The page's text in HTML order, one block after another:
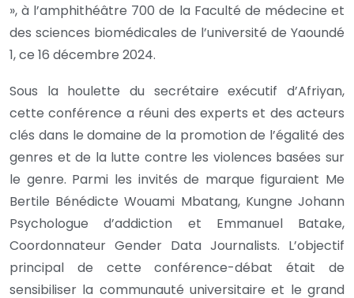
», à l’amphithéâtre 700 de la Faculté de médecine et
des sciences biomédicales de l’université de Yaoundé
1, ce 16 décembre 2024.
Sous la houlette du secrétaire exécutif d’Afriyan,
cette conférence a réuni des experts et des acteurs
clés dans le domaine de la promotion de l’égalité des
genres et de la lutte contre les violences basées sur
le genre. Parmi les invités de marque figuraient Me
Bertile Bénédicte Wouami Mbatang, Kungne Johann
Psychologue d’addiction et Emmanuel Batake,
Coordonnateur Gender Data Journalists. L’objectif
principal de cette conférence-débat était de
sensibiliser la communauté universitaire et le grand